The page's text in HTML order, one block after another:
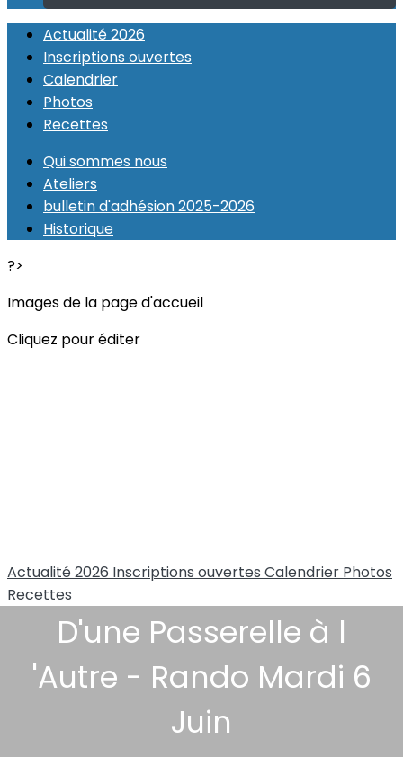
Actualité 2026
Inscriptions ouvertes
Calendrier
Photos
Recettes
Qui sommes nous
Ateliers
bulletin d'adhésion 2025-2026
Historique
?>
Images de la page d'accueil
Cliquez pour éditer
Actualité 2026 Inscriptions ouvertes Calendrier Photos
Recettes
D'une Passerelle à l
'Autre - Rando Mardi 6
Juin